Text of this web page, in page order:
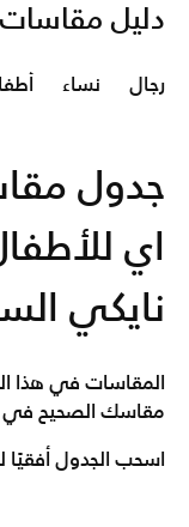
دليل
رجال نساء
جدول
اي
نايكي
المقاسات في هذا
مقاسك الصحيح في
اسحب الجدول أفقيًا